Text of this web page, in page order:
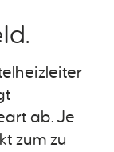
ab. Je
zum zu